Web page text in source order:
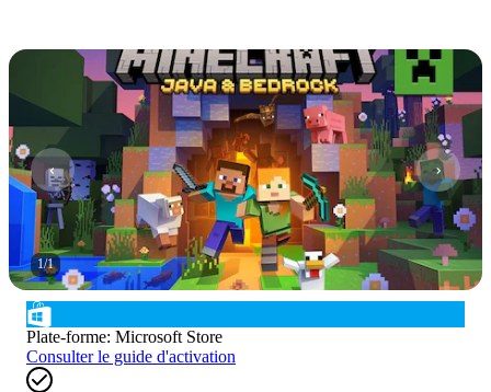
1/1
Plate-forme: Microsoft Store
Consulter le guide d'activation